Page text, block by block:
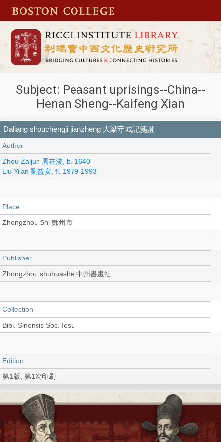
Subject: Peasant uprisings--China--
Henan Sheng--Kaifeng Xian
Daliang shouchengji jianzheng 大梁守城記箋證
Author
Zhou Zaijun 周在浚, b. 1640
Liu Yi’an 劉益安, fl. 1979-1993
Place
Zhengzhou Shi 鄭州市
Publisher
Zhongzhou shuhuashe 中州書畫社
Collection
Bibl. Sinensis Soc. Iesu
Edition
第1版, 第1次印刷
Language
Chinese 中文[簡體]